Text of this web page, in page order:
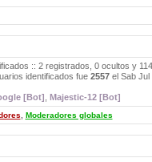
:: 2 registrados, 0 ocultos y
identificados fue 2557el Sab Jul
[Bot] Majestic-12 [Bot]
Moderadores globales